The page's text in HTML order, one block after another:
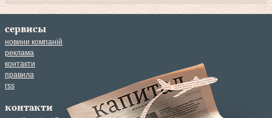
сервисы
новини компаній
реклама
контакти
правила
rss
контакти